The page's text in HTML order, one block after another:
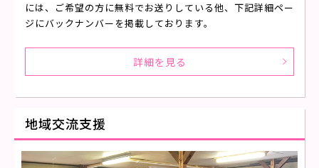
には、ご希望の方に無料でお送りしている他、下記詳細ペー
ジにバックナンバーを掲載しております。
詳細を見る
地域交流支援